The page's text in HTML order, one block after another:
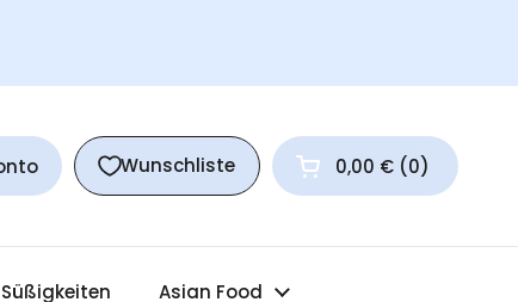
Wunschliste Warenkorb öffnen
0,00 € 0
Süßigkeiten Asian Food